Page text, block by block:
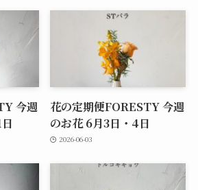
今週
花の定期便FORESTY 今週
のお花 6月3日・4日
2026-06-03